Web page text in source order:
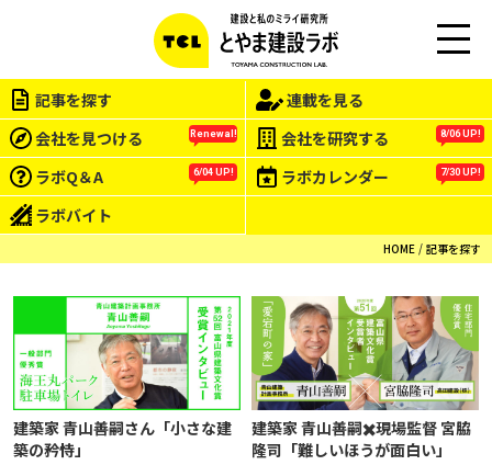
EN
記事を探す
連載を見る
会社を見つける
Renewal! 会社を研究する 8/06 UP!
ラボQ＆A 6/04 UP! ラボカレンダー 7/30 UP!
ラボバイト
HOME 記事を探す
建築家 青山善嗣さん「小さな建
築の矜恃」
建築家 青山善嗣✖️現場監督 宮脇
隆司「難しいほうが面白い」